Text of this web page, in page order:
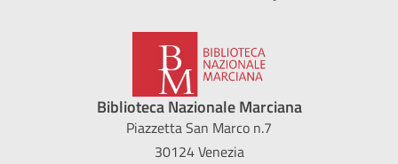
Biblioteca Nazionale Marciana
Piazzetta San Marco n.7
30124 Venezia